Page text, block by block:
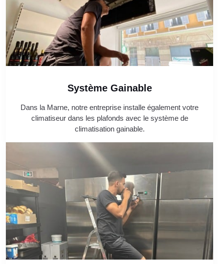
Système Gainable
Dans la Marne, notre entreprise installe également votre
climatiseur dans les plafonds avec le système de
climatisation gainable.